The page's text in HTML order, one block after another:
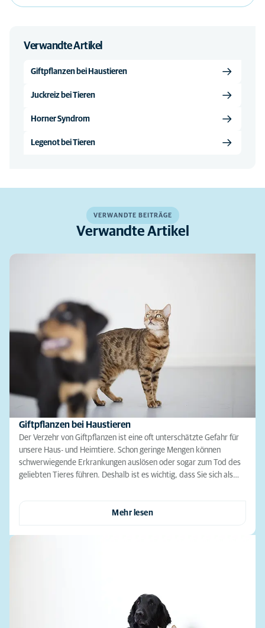
Verwandte Artikel
Giftpflanzen bei Haustieren
Juckreiz bei Tieren
Horner Syndrom
Legenot bei Tieren
VERWANDTE BEITRÄGE
Verwandte Artikel
Giftpflanzen bei Haustieren
Der Verzehr von Giftpflanzen ist eine oft unterschätzte Gefahr für
unsere Haus- und Heimtiere. Schon geringe Mengen können
schwerwiegende Erkrankungen auslösen oder sogar zum Tod des
geliebten Tieres führen. Deshalb ist es wichtig, dass Sie sich als…
Mehr lesen